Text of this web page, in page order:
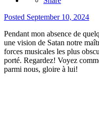
Posted September 10, 2024
Pendant mon absence de
une vision de Satan notre
forces musicales les plus
porté. Regardez! Voyez
parmi nous, gloire à lui!